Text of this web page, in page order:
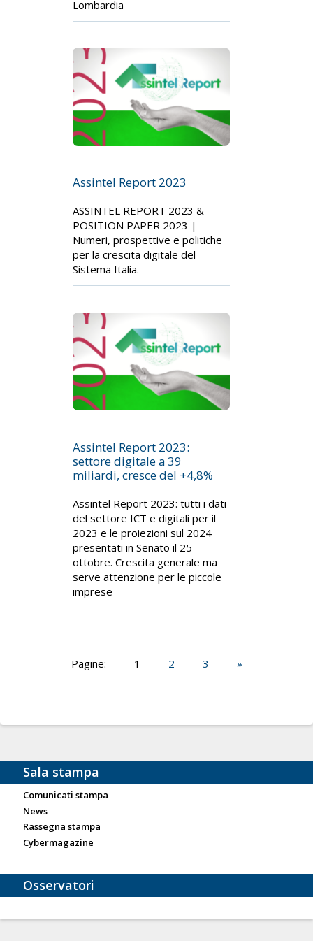
Lombardia
Assintel Report 2023
ASSINTEL REPORT 2023 &
POSITION PAPER 2023 |
Numeri, prospettive e politiche
per la crescita digitale del
Sistema Italia.
Assintel Report 2023:
settore digitale a 39
miliardi, cresce del +4,8%
Assintel Report 2023: tutti i dati
del settore ICT e digitali per il
2023 e le proiezioni sul 2024
presentati in Senato il 25
ottobre. Crescita generale ma
serve attenzione per le piccole
imprese
Pagine: 1 2 3 »
Sala stampa
Comunicati stampa
News
Rassegna stampa
Cybermagazine
Osservatori